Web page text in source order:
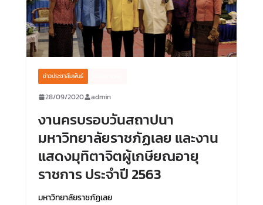
ข่าวประชาสัมพันธ์
28/09/2020 admin
งานครบรอบวันสถาปนา
มหาวิทยาลัยราชภัฏเลย และงาน
แสดงมุทิตาจิตผู้เกษียณอายุ
ราชการ ประจำปี 2563
มหาวิทยาลัยราชภัฏเลย